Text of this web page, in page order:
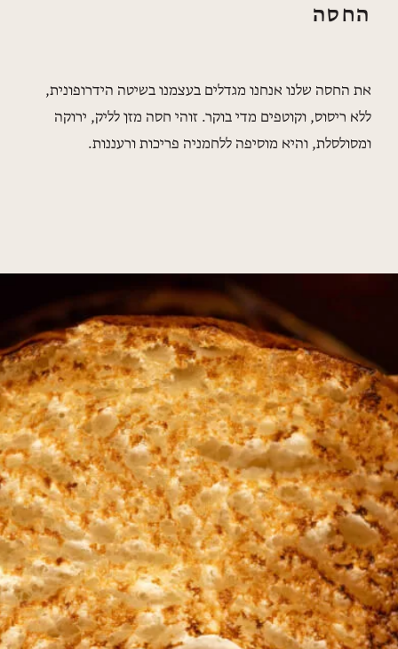
החסה
את החסה שלנו אנחנו מגדלים בעצמנו בשיטה הידרופונית,
ללא ריסוס, וקוטפים מדי בוקר. זוהי חסה מזן לליק, ירוקה
ומסולסלת, והיא מוסיפה ללחמניה פריכות ורעננות.